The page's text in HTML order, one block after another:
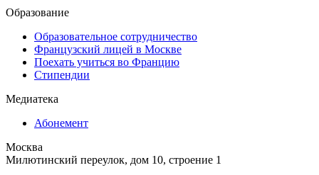
Образование
Образовательное сотрудничество
Французский лицей в Москве
Поехать учиться во Францию
Стипендии
Медиатека
Абонемент
Москва
Милютинский переулок, дом 10, строение 1